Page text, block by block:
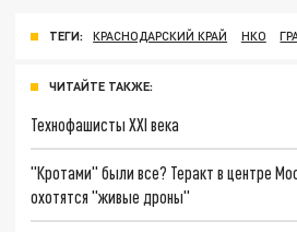
ТЕГИ: КРАСНОДАРСКИЙ КРАЙ НКО
ЧИТАЙТЕ ТАКЖЕ:
Технофашисты XXI века
"Кротами" были все? Теракт в центре
охотятся "живые дроны"